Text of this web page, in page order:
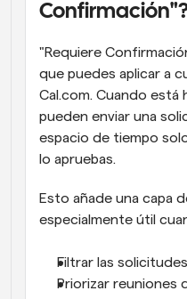
"Requiere
que puedes aplicar a
Cal.com. Cuando está
pueden enviar una
espacio de tiempo
lo apruebas.
Esto añade una capa
especialmente útil
Filtrar las
Priorizar reuniones